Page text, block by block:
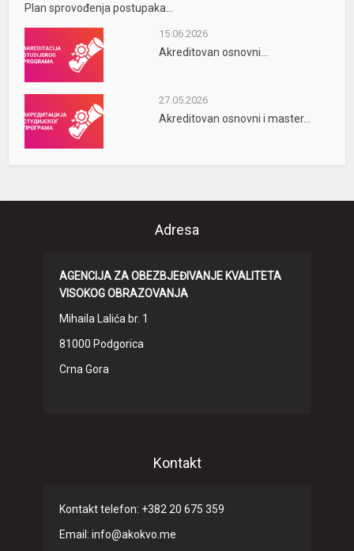
Plan sprovođenja postupaka...
15.06.2026
Akreditovan osnovni...
27.05.2026
Akreditovan osnovni i master...
Adresa
AGENCIJA ZA OBEZBJEĐIVANJE KVALITETA
VISOKOG OBRAZOVANJA
Mihaila Lalića br. 1
81000 Podgorica
Crna Gora
Kontakt
Kontakt telefon: +382 20 675 359
Email: info@akokvo.me